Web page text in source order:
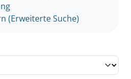
(Erweiterte Suche)